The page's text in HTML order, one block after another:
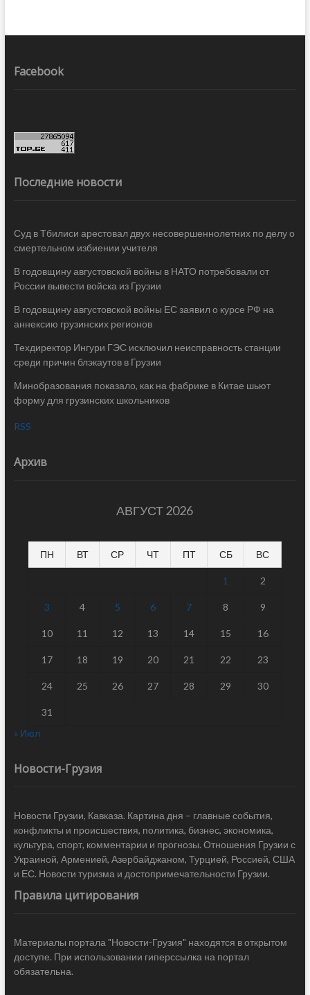
Facebook
Последние новости
Суд в Тбилиси арестовал двух несовершеннолетних по делу о
смертельном избиении учителя
В годовщину августовской войны в НАТО потребовали от
России вывести войска из Грузии
В годовщину августовской войны ЕС заявил о курсе РФ на
аннексию грузинских регионов
Техдиректор Ингури ГЭС исключил неисправность станции
среди причин блэкаутов в Грузии
Минобразования показало, как на фабрике в Китае шьют
форму для грузинских школьников
RSS
Архив
АВГУСТ 2026
ПН ВТ СР ЧТ ПТ СБ ВС
1 2
3 4 5 6 7 8 9
10 11 12 13 14 15 16
17 18 19 20 21 22 23
24 25 26 27 28 29 30
31
« Июл
Новости-Грузия
Новости Грузии, Кавказа. Картина дня – главные события,
конфликты и происшествия, политика, бизнес, экономика,
культура, спорт, комментарии и прогнозы. Отношения Грузии с
Украиной, Арменией, Азербайджаном, Турцией, Россией, США
и ЕС. Новости туризма и достопримечательности Грузии.
Правила цитирования
Материалы портала "Новости-Грузия" находятся в открытом
доступе. При использовании гиперссылка на портал
обязательна.